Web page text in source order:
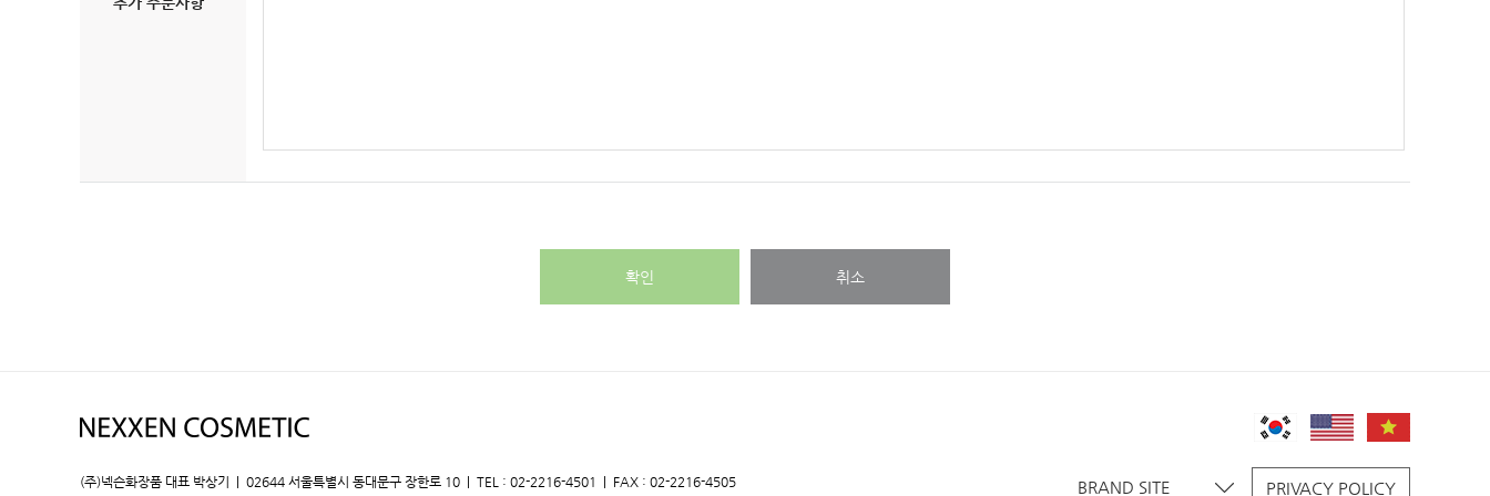
확인 취소
(주)넥슨화장품 대표 박상기 | 02644 서울특별시 동대문구 장한로 10 | TEL : 02-2216-4501 | FAX : 02-2216-4505 BRAND SITE PRIVACY POLICY